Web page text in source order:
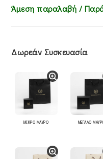
Άμεση παραλαβή /
Δωρεάν Συσκευασία
ΜΙΚΡΟ ΜΑΥΡΟ ΜΕΓΑΛΟ